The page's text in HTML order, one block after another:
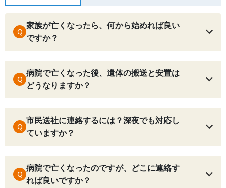
Q
家族が亡くなったら、何から始めれば良い
ですか？
Q
病院で亡くなった後、遺体の搬送と安置は
どうなりますか？
Q
市民送社に連絡するには？深夜でも対応し
ていますか？
Q
病院で亡くなったのですが、どこに連絡す
れば良いですか？